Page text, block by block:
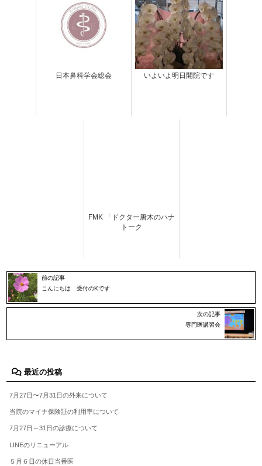
日本鼻科学会総会 いよいよ明日開院です
FMK 「ドクター唐木のハナ
トーク
前の記事
こんにちは 受付のKです
次の記事
専門医講習会
最近の投稿
7月27日〜7月31日の外来について
当院のマイナ保険証の利用率について
7月27日～31日の診療について
LINEのリニューアル
５月６日の休日当番医